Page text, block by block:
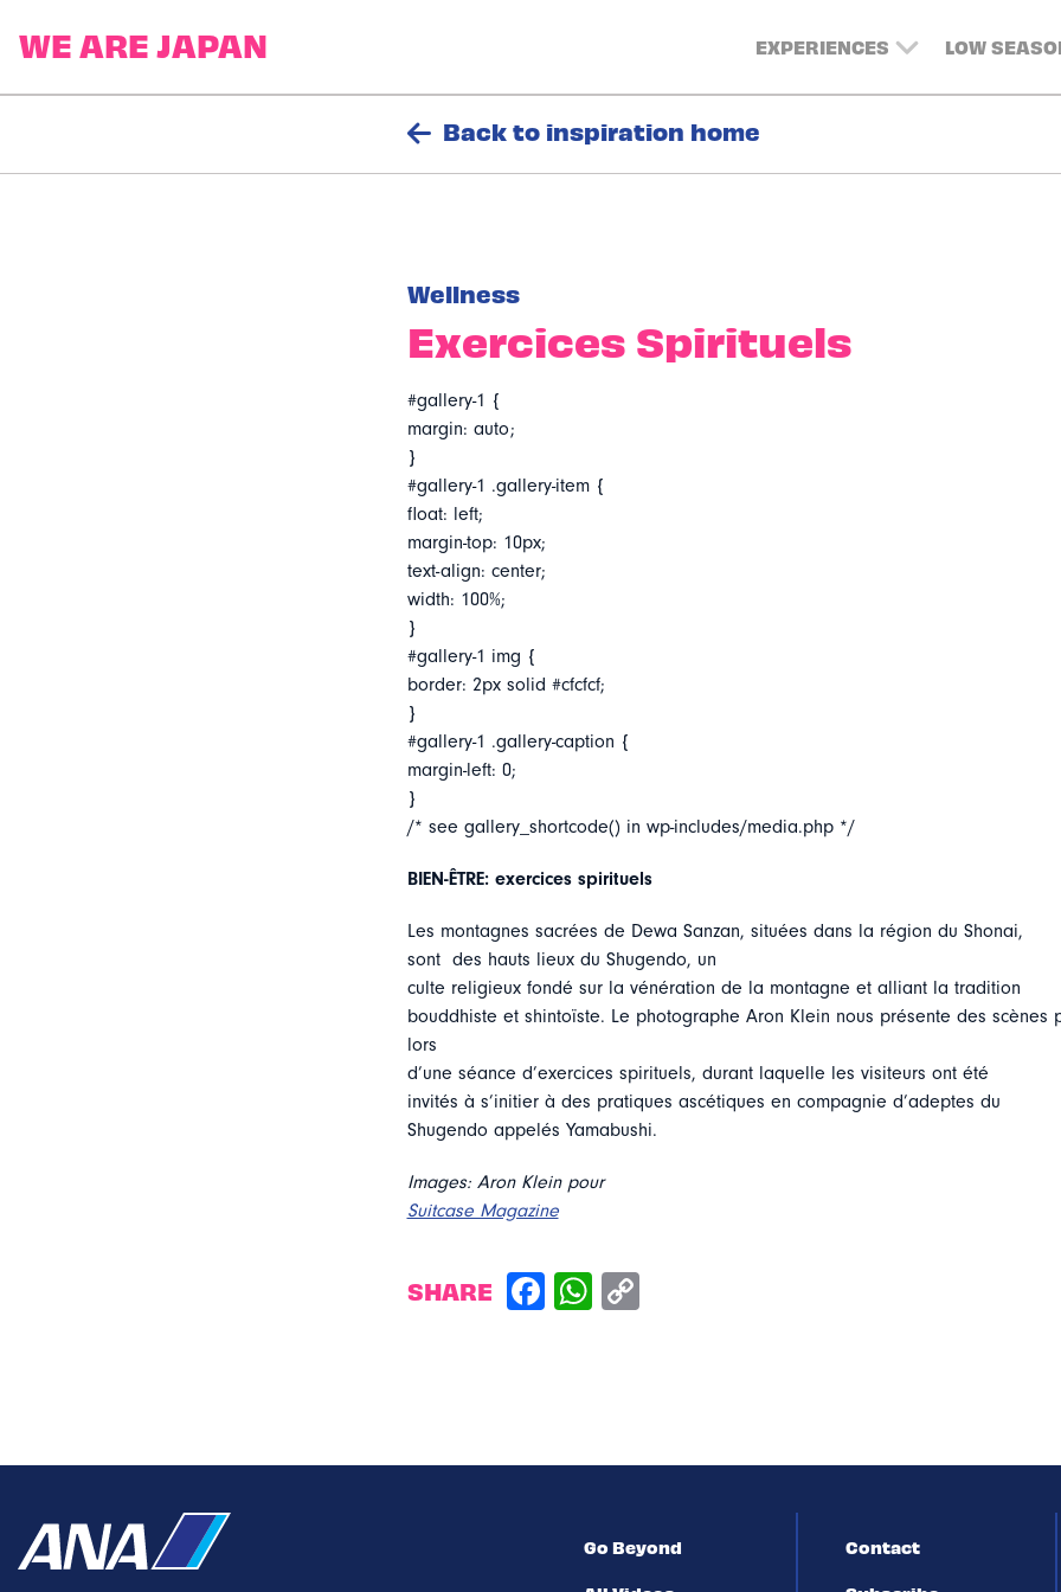
EXPERIENCES LOW
Back to inspiration home
Wellness
Exercices Spirituels
#gallery-1 {
margin: auto;
}
#gallery-1 .gallery-item {
float: left;
margin-top: 10px;
text-align: center;
width: 100%;
}
#gallery-1 img {
border: 2px solid #cfcfcf;
}
#gallery-1 .gallery-caption {
margin-left: 0;
}
/* see gallery_shortcode() in wp-includes/media.php */
BIEN-ÊTRE: exercices spirituels
Les montagnes sacrées de Dewa Sanzan, situées dans la région du Shonai,
sont des hauts lieux du Shugendo, un
culte religieux fondé sur la vénération de la montagne et alliant la tradition
bouddhiste et shintoïste. Le photographe Aron Klein nous présente des scènes
lors
d’une séance d’exercices spirituels, durant laquelle les visiteurs ont été
invités à s’initier à des pratiques ascétiques en compagnie d’adeptes du
Shugendo appelés Yamabushi.
Images: Aron Klein pour
Suitcase Magazine
SHARE
Go Beyond Contact